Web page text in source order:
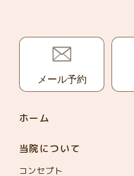
メール予約
ホーム
当院について
コンセプト